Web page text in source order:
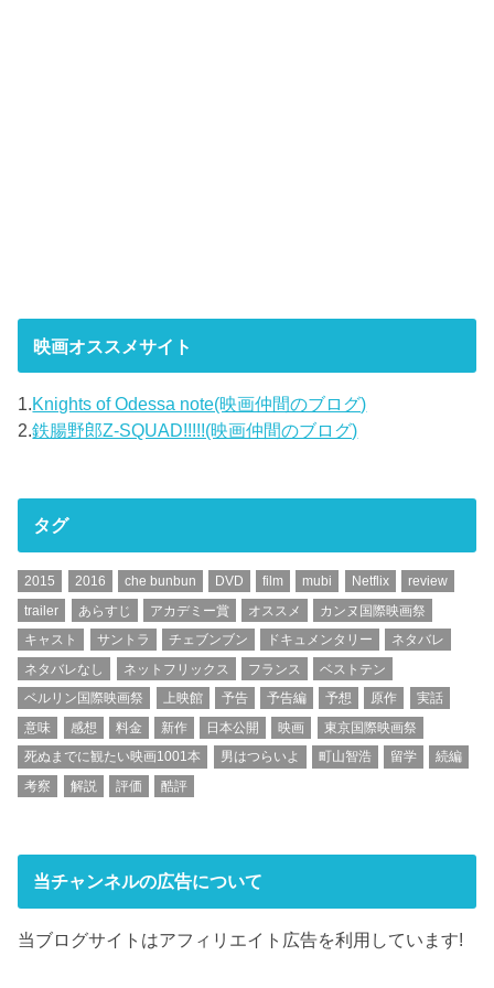
映画オススメサイト
1.Knights of Odessa note(映画仲間のブログ)
2.鉄腸野郎Z-SQUAD!!!!!(映画仲間のブログ)
タグ
2015 2016 che bunbun DVD film mubi Netflix
review
trailer
あらすじ アカデミー賞 オススメ
カンヌ国際映画祭
キャスト
サントラ チェブンブン ドキュメンタリー
ネタバレ
ネタバレなし
ネットフリックス フランス
ベストテン
ベルリン国際映画祭
上映館 予告 予告編 予想 原作
実話
意味
感想 料金 新作 日本公開 映画
東京国際映画祭
死ぬまでに観たい映画1001本
男はつらいよ 町山智浩 留学
続編
考察
解説 評価 酷評
当チャンネルの広告について
当ブログサイトはアフィリエイト広告を利用しています!